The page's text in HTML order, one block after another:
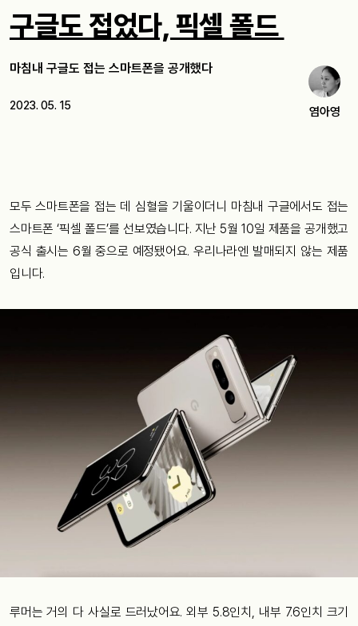
구글도 접었다, 픽셀 폴드
마침내 구글도 접는 스마트폰을 공개했다
2023. 05. 15 염아영
모두 스마트폰을 접는 데 심혈을 기울이더니 마침내 구글에서도 접는
스마트폰 ‘픽셀 폴드’를 선보였습니다. 지난 5월 10일 제품을 공개했고
공식 출시는 6월 중으로 예정됐어요. 우리나라엔 발매되지 않는 제품
입니다.
루머는 거의 다 사실로 드러났어요. 외부 5.8인치, 내부 7.6인치 크기